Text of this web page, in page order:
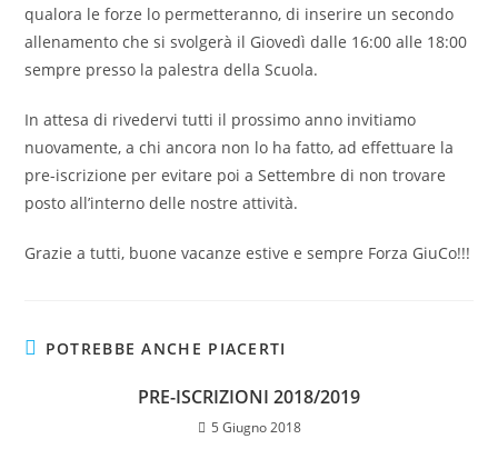
qualora le forze lo permetteranno, di inserire un secondo
allenamento che si svolgerà il Giovedì dalle 16:00 alle 18:00
sempre presso la palestra della Scuola.
In attesa di rivedervi tutti il prossimo anno invitiamo
nuovamente, a chi ancora non lo ha fatto, ad effettuare la
pre-iscrizione per evitare poi a Settembre di non trovare
posto all’interno delle nostre attività.
Grazie a tutti, buone vacanze estive e sempre Forza GiuCo!!!
POTREBBE ANCHE PIACERTI
PRE-ISCRIZIONI 2018/2019
5 Giugno 2018